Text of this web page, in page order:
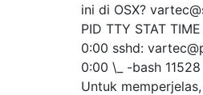
ini di OSX?
PID TTY STAT
0:00 sshd:
0:00 \_ -bash
Untuk